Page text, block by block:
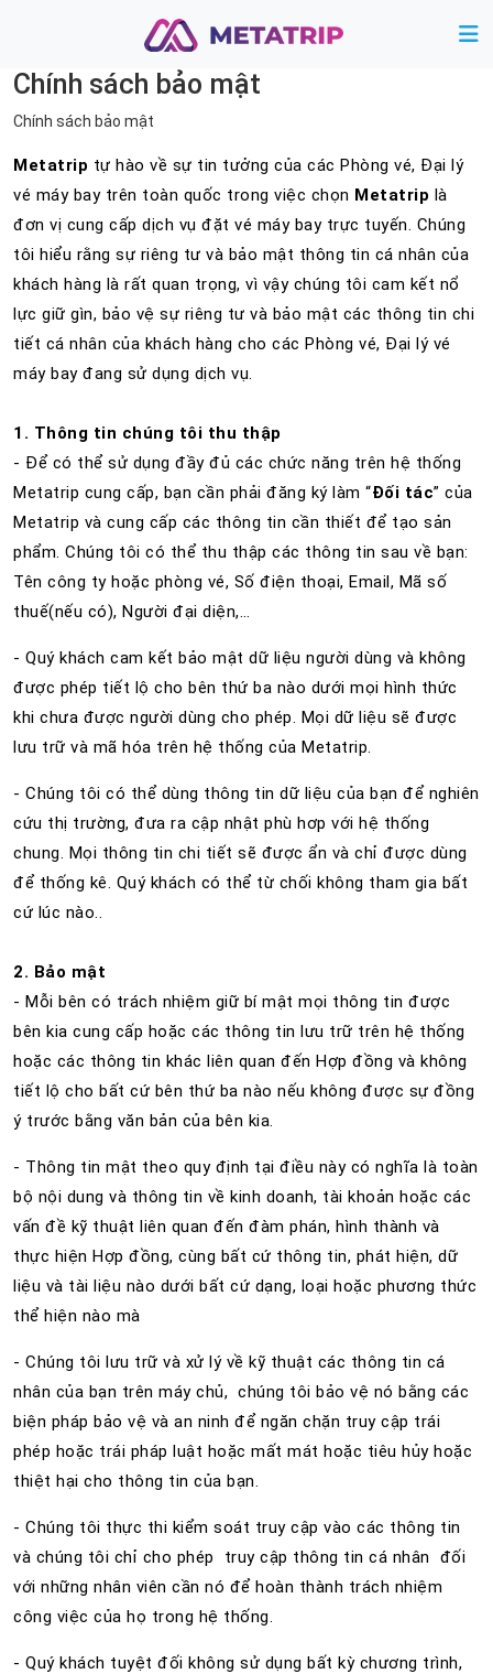
Chính sách bảo mật
Chính sách bảo mật
Metatrip tự hào về sự tin tưởng của các Phòng vé, Đại lý
vé máy bay trên toàn quốc trong việc chọn Metatrip là
đơn vị cung cấp dịch vụ đặt vé máy bay trực tuyến. Chúng
tôi hiểu rằng sự riêng tư và bảo mật thông tin cá nhân của
khách hàng là rất quan trọng, vì vậy chúng tôi cam kết nổ
lực giữ gìn, bảo vệ sự riêng tư và bảo mật các thông tin chi
tiết cá nhân của khách hàng cho các Phòng vé, Đại lý vé
máy bay đang sử dụng dịch vụ.
1. Thông tin chúng tôi thu thập
- Để có thể sử dụng đầy đủ các chức năng trên hệ thống
Metatrip cung cấp, bạn cần phải đăng ký làm “Đối tác” của
Metatrip và cung cấp các thông tin cần thiết để tạo sản
phẩm. Chúng tôi có thể thu thập các thông tin sau về bạn:
Tên công ty hoặc phòng vé, Số điện thoại, Email, Mã số
thuế(nếu có), Người đại diện,…
- Quý khách cam kết bảo mật dữ liệu người dùng và không
được phép tiết lộ cho bên thứ ba nào dưới mọi hình thức
khi chưa được người dùng cho phép. Mọi dữ liệu sẽ được
lưu trữ và mã hóa trên hệ thống của Metatrip.
- Chúng tôi có thể dùng thông tin dữ liệu của bạn để nghiên
cứu thị trường, đưa ra cập nhật phù hơp với hệ thống
chung. Mọi thông tin chi tiết sẽ được ẩn và chỉ được dùng
để thống kê. Quý khách có thể từ chối không tham gia bất
cứ lúc nào..
2. Bảo mật
- Mỗi bên có trách nhiệm giữ bí mật mọi thông tin được
bên kia cung cấp hoặc các thông tin lưu trữ trên hệ thống
hoặc các thông tin khác liên quan đến Hợp đồng và không
tiết lộ cho bất cứ bên thứ ba nào nếu không được sự đồng
ý trước bằng văn bản của bên kia.
- Thông tin mật theo quy định tại điều này có nghĩa là toàn
bộ nội dung và thông tin về kinh doanh, tài khoản hoặc các
vấn đề kỹ thuật liên quan đến đàm phán, hình thành và
thực hiện Hợp đồng, cùng bất cứ thông tin, phát hiện, dữ
liệu và tài liệu nào dưới bất cứ dạng, loại hoặc phương thức
thể hiện nào mà
- Chúng tôi lưu trữ và xử lý về kỹ thuật các thông tin cá
nhân của bạn trên máy chủ, chúng tôi bảo vệ nó bằng các
biện pháp bảo vệ và an ninh để ngăn chặn truy cập trái
phép hoặc trái pháp luật hoặc mất mát hoặc tiêu hủy hoặc
thiệt hại cho thông tin của bạn.
- Chúng tôi thực thi kiểm soát truy cập vào các thông tin
và chúng tôi chỉ cho phép truy cập thông tin cá nhân đối
với những nhân viên cần nó để hoàn thành trách nhiệm
công việc của họ trong hệ thống.
- Quý khách tuyệt đối không sử dụng bất kỳ chương trình,